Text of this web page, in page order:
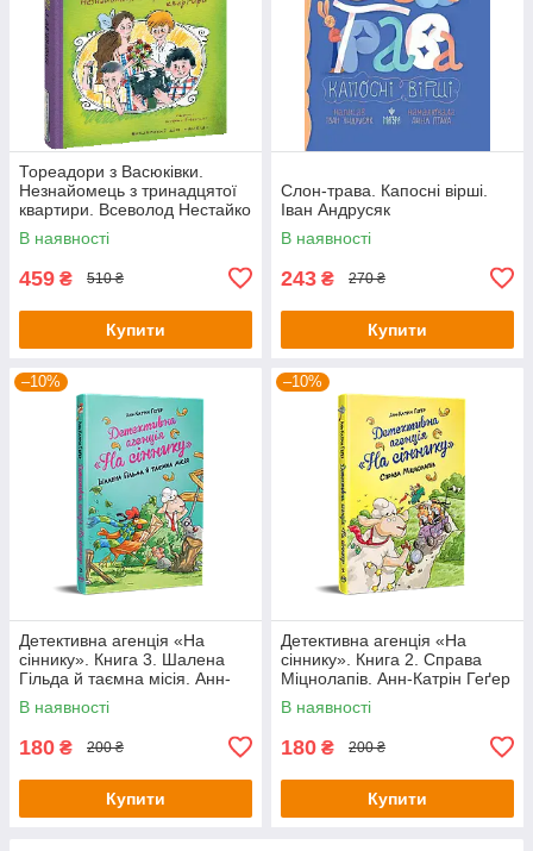
Тореадори з Васюківки.
Незнайомець з тринадцятої
квартири. Всеволод Нестайко
В наявності
459 ₴ 510 ₴
Купити
Слон-трава. Капосні вірші.
Іван Андрусяк
В наявності
243 ₴ 270 ₴
Купити
–10%
Детективна агенція «На
сіннику». Книга 3. Шалена
Гільда й таємна місія. Анн-
Катрін Геґер
В наявності
180 ₴ 200 ₴
Купити
–10%
Детективна агенція «На
сіннику». Книга 2. Справа
Міцнолапів. Анн-Катрін Геґер
В наявності
180 ₴ 200 ₴
Купити